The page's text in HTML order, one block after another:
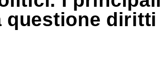
questione diritti